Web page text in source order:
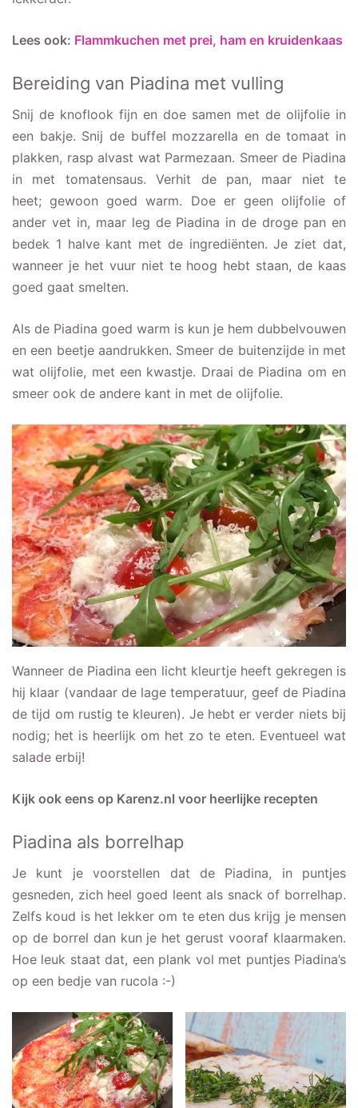
Lees ook: Flammkuchen met prei, ham en kruidenkaas
Bereiding van Piadina met vulling
Snij de knoflook fijn en doe samen met de olijfolie in
een bakje. Snij de buffel mozzarella en de tomaat in
plakken, rasp alvast wat Parmezaan. Smeer de Piadina
in met tomatensaus. Verhit de pan, maar niet te
heet; gewoon goed warm. Doe er geen olijfolie of
ander vet in, maar leg de Piadina in de droge pan en
bedek 1 halve kant met de ingrediënten. Je ziet dat,
wanneer je het vuur niet te hoog hebt staan, de kaas
goed gaat smelten.
Als de Piadina goed warm is kun je hem dubbelvouwen
en een beetje aandrukken. Smeer de buitenzijde in met
wat olijfolie, met een kwastje. Draai de Piadina om en
smeer ook de andere kant in met de olijfolie.
Wanneer de Piadina een licht kleurtje heeft gekregen is
hij klaar (vandaar de lage temperatuur, geef de Piadina
de tijd om rustig te kleuren). Je hebt er verder niets bij
nodig; het is heerlijk om het zo te eten. Eventueel wat
salade erbij!
Kijk ook eens op Karenz.nl voor heerlijke recepten
Piadina als borrelhap
Je kunt je voorstellen dat de Piadina, in puntjes
gesneden, zich heel goed leent als snack of borrelhap.
Zelfs koud is het lekker om te eten dus krijg je mensen
op de borrel dan kun je het gerust vooraf klaarmaken.
Hoe leuk staat dat, een plank vol met puntjes Piadina’s
op een bedje van rucola :-)